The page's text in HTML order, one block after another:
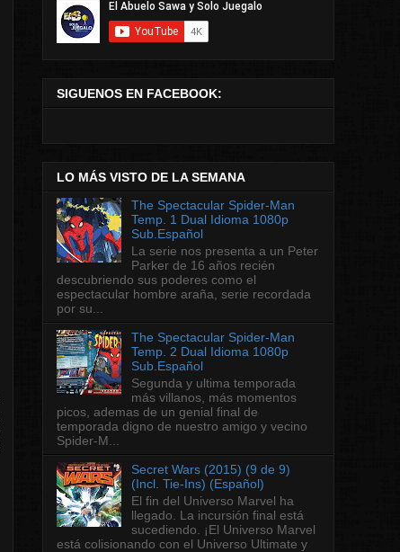
SIGUENOS EN FACEBOOK:
LO MÁS VISTO DE LA SEMANA
The Spectacular Spider-Man
Temp. 1 Dual Idioma 1080p
Sub.Español
La serie nos presenta a un Peter
Parker de 16 años recién
descubriendo sus poderes como el
espectacular hombre araña, serie recordada
por su...
The Spectacular Spider-Man
Temp. 2 Dual Idioma 1080p
Sub.Español
Segunda y ultima temporada
más villanos, más momentos
picos, ademas de un genial final de
temporada digno de nuestro amigo y vecino
Spider-M...
Secret Wars (2015) (9 de 9)
(Incl. Tie-Ins) (Español)
El fin del Universo Marvel ha
llegado. La incursión final está
sucediendo. ¡El Universo Marvel
está colisionando con el Universo Ultimate y